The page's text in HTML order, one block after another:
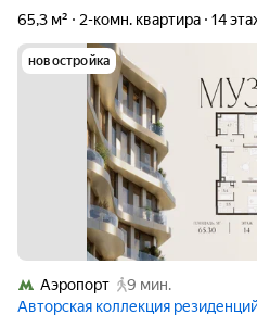
65,3 м² 2-комн. квартира 14
новостройка
Аэропорт
9 мин.
Авторская коллекция